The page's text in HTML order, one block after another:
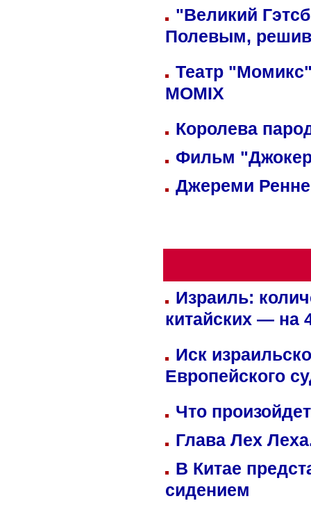
"Великий
Полевым,
Театр
MOMIX
Королева
Фильм
Джереми
Израиль:
китайских — на
Иск
Европейского
Что
Глава Лех
В Китае
сидением